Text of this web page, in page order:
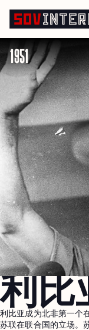
利比亚独
1951
利比
利比亚成为北非第一个
苏联在联合国的立场。